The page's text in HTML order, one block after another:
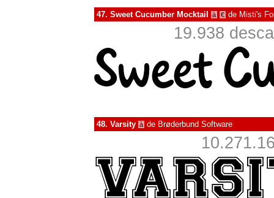
47. Sweet Cucumber Mocktail à € de Misti's
19.938
48. Varsity à de Brøderbund Software